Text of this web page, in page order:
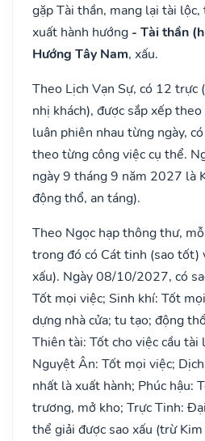
gặp Tài thần, mang lại tài lộc,
xuất hành hướng - Tài thần
Hướng Tây Nam, xấu.
Theo Lịch Vạn Sự, có 12 trực
nhị khách), được sắp xếp
luân phiên nhau từng ngày,
theo từng công việc cụ thể.
ngày 9 tháng 9 năm 2027 là
động thổ, an táng).
Theo Ngọc hạp thông thư,
trong đó có Cát tinh (sao tốt)
xấu). Ngày 08/10/2027, có
Tốt mọi việc; Sinh khí: Tốt
dựng nhà cửa; tu tạo; động
Thiên tài: Tốt cho việc cầu tài
Nguyệt Ân: Tốt mọi việc;
nhất là xuất hành; Phúc hậu:
trương, mở kho; Trực Tinh:
thể giải được sao xấu (trừ